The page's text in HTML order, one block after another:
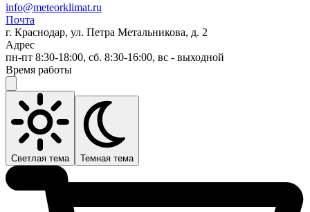
info@meteorklimat.ru
Почта
г. Краснодар, ул. Петра Метальникова, д. 2
Адрес
пн-пт 8:30-18:00, сб. 8:30-16:00, вс - выходной
Время работы
Светлая тема Темная тема